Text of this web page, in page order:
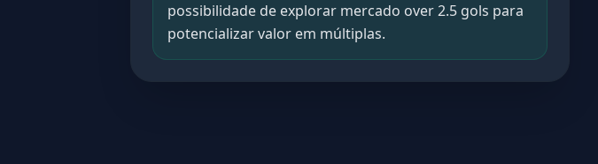
possibilidade de explorar mercado over 2.5 gols para
potencializar valor em múltiplas.